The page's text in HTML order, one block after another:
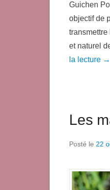
Guichen
objectif de
transmettre
et naturel
la lecture →
Les
Posté le 22